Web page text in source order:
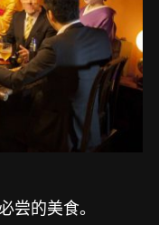
尝的美食。